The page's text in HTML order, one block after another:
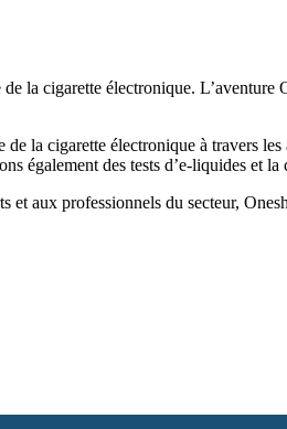
la cigarette électronique.
la cigarette électronique à travers
également des tests d’e-liquides et
et aux professionnels du secteur,